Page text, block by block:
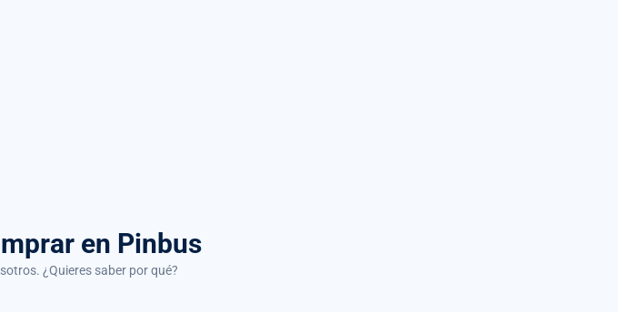
en Pinbus
¿Quieres saber por qué?